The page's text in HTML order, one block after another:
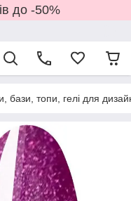
до -50%
бази, топи, гелі для